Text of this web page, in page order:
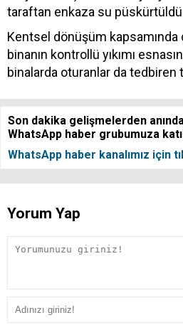
taraftan enkaza su
Kentsel dönüşüm kapsamında
binanın kontrollü yıkımı
binalarda oturanlar da tedbiren
Son dakika gelişmelerden
WhatsApp haber grubumuza
WhatsApp haber kanalımız için
Yorum Yap